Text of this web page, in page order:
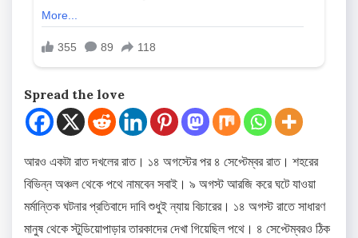
Spread the love
আরও একটা রাত দখলের রাত। ১৪ অগস্টের পর ৪ সেপ্টেম্বর রাত। শহরের
বিভিন্ন অঞ্চল থেকে পথে নামবেন সবাই। ৯ অগস্ট আরজি করে ঘটে যাওয়া
মর্মান্তিক ঘটনার প্রতিবাদে দাবি শুধুই ন্যায় বিচারের। ১৪ অগস্ট রাতে সাধারণ
মানুষ থেকে স্টুডিয়োপাড়ার তারকাদের দেখা গিয়েছিল পথে। ৪ সেপ্টেম্বরও ঠিক